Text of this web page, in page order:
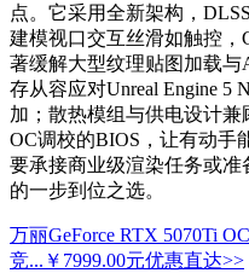
点。它采用全新架构，
建模视口交互丝滑如触控，
著缓解大型纹理贴图加载
存从容应对Unreal Engine 5
加；散热模组与供电设计
OC调校的BIOS，让有动手
要承接商业级渲染任务或
的一步到位之选。
万丽GeForce RTX 5070Ti
竞... ￥7999.00元优惠直达>>